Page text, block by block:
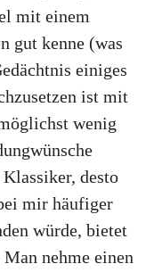
mit einem
gut kenne (was
einiges
ist mit
wenig
desto
mir häufiger
würde, bietet
nehme einen